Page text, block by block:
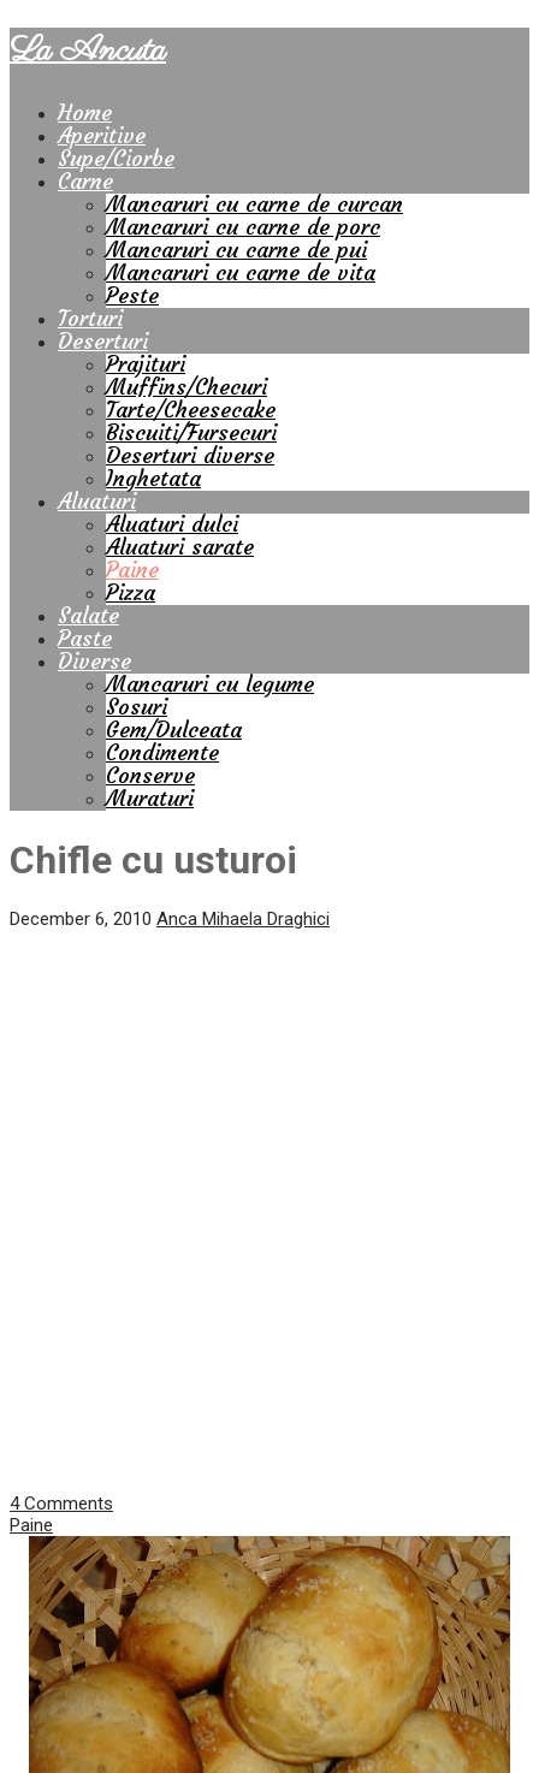
La Ancuta
Home
Aperitive
Supe/Ciorbe
Carne
Mancaruri cu carne de curcan
Mancaruri cu carne de porc
Mancaruri cu carne de pui
Mancaruri cu carne de vita
Peste
Torturi
Deserturi
Prajituri
Muffins/Checuri
Tarte/Cheesecake
Biscuiti/Fursecuri
Deserturi diverse
Inghetata
Aluaturi
Aluaturi dulci
Aluaturi sarate
Paine
Pizza
Salate
Paste
Diverse
Mancaruri cu legume
Sosuri
Gem/Dulceata
Condimente
Conserve
Muraturi
Chifle cu usturoi
December 6, 2010 Anca Mihaela Draghici
4 Comments
Paine